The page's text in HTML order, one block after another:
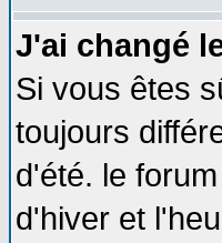
J'ai changé
Si vous êtes
toujours
d'été. le
d'hiver et